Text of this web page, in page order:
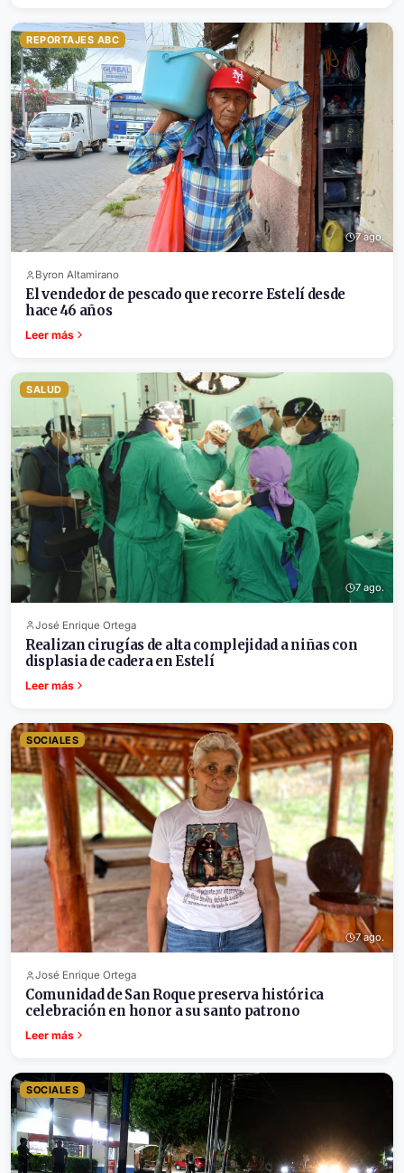
REPORTAJES ABC
7 ago.
Byron Altamirano
El vendedor de pescado que recorre Estelí desde
hace 46 años
Leer más
SALUD
7 ago.
José Enrique Ortega
Realizan cirugías de alta complejidad a niñas con
displasia de cadera en Estelí
Leer más
SOCIALES
7 ago.
José Enrique Ortega
Comunidad de San Roque preserva histórica
celebración en honor a su santo patrono
Leer más
SOCIALES